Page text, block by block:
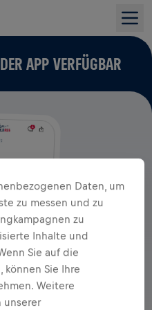
APP VERFÜGBAR
Daten, um
zu messen und zu
zu
Inhalte und
Sie auf die
Sie Ihre
Weitere
unserer